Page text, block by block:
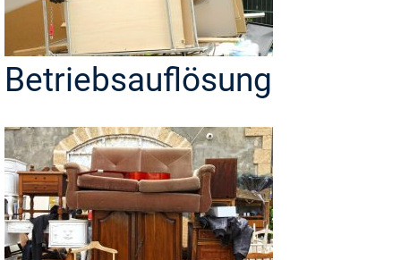
Betriebsauflösung